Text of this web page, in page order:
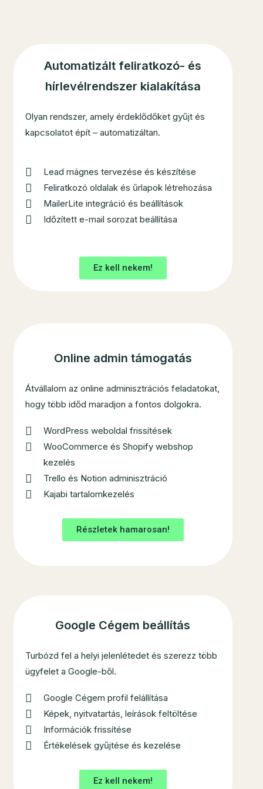
Automatizált feliratkozó- és
hírlevélrendszer kialakítása
Olyan rendszer, amely érdeklődőket gyűjt és
kapcsolatot épít – automatizáltan.
Lead mágnes tervezése és készítése
Feliratkozó oldalak és űrlapok létrehozása
MailerLite integráció és beállítások
Időzített e-mail sorozat beállítása
Ez kell nekem!
Online admin támogatás
Átvállalom az online adminisztrációs feladatokat,
hogy több időd maradjon a fontos dolgokra.
WordPress weboldal frissítések
WooCommerce és Shopify webshop
kezelés
Trello és Notion adminisztráció
Kajabi tartalomkezelés
Részletek hamarosan!
Google Cégem beállítás
Turbózd fel a helyi jelenlétedet és szerezz több
ügyfelet a Google-ből.
Google Cégem profil felállítása
Képek, nyitvatartás, leírások feltöltése
Információk frissítése
Értékelések gyűjtése és kezelése
Ez kell nekem!